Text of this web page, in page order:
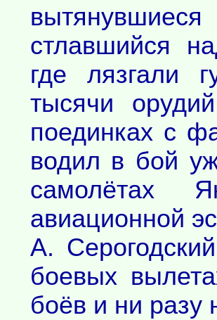
стлавшийся
где лязгали
тысячи
поединках с
водил в бой
самолётах
авиационной
А.
боевых
боёв и ни разу